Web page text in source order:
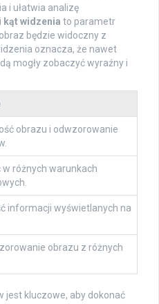
i ułatwia analizę
kąt widzenia to parametr
będzie widoczny z
oznacza, że nawet
mogły zobaczyć wyraźny i
obrazu i odwzorowanie
w różnych warunkach
informacji wyświetlanych na
obrazu z różnych
jest kluczowe, aby dokonać